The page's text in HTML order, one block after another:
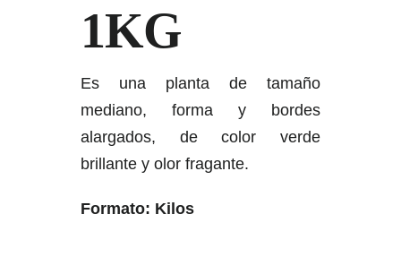
1KG
Es una planta de tamaño
mediano, forma y bordes
alargados, de color verde
brillante y olor fragante.
Formato: Kilos